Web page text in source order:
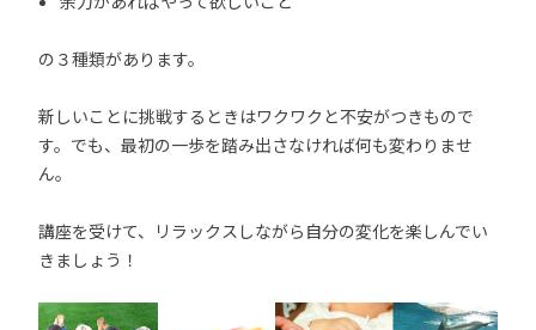
の３種類があります。
新しいことに挑戦するときはワクワクと不安がつきもので
す。でも、最初の一歩を踏み出さなければ何も変わりませ
ん。
講座を受けて、リラックスしながら自分の変化を楽しんでい
きましょう！